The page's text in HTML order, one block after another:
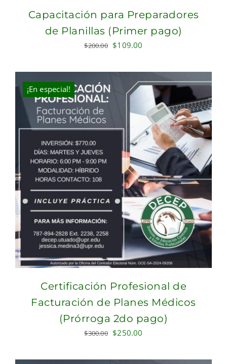
Capacitación para Preparadores
de Planillas (Primer pago)
$200.00 Original
was:
$200.00.
$109.00
is:
$109.00.
¡En especial!
Certificación Profesional de
Facturación de Planes Médicos
(Prórroga 2do pago)
$300.00 Original
was:
$250.00
is: